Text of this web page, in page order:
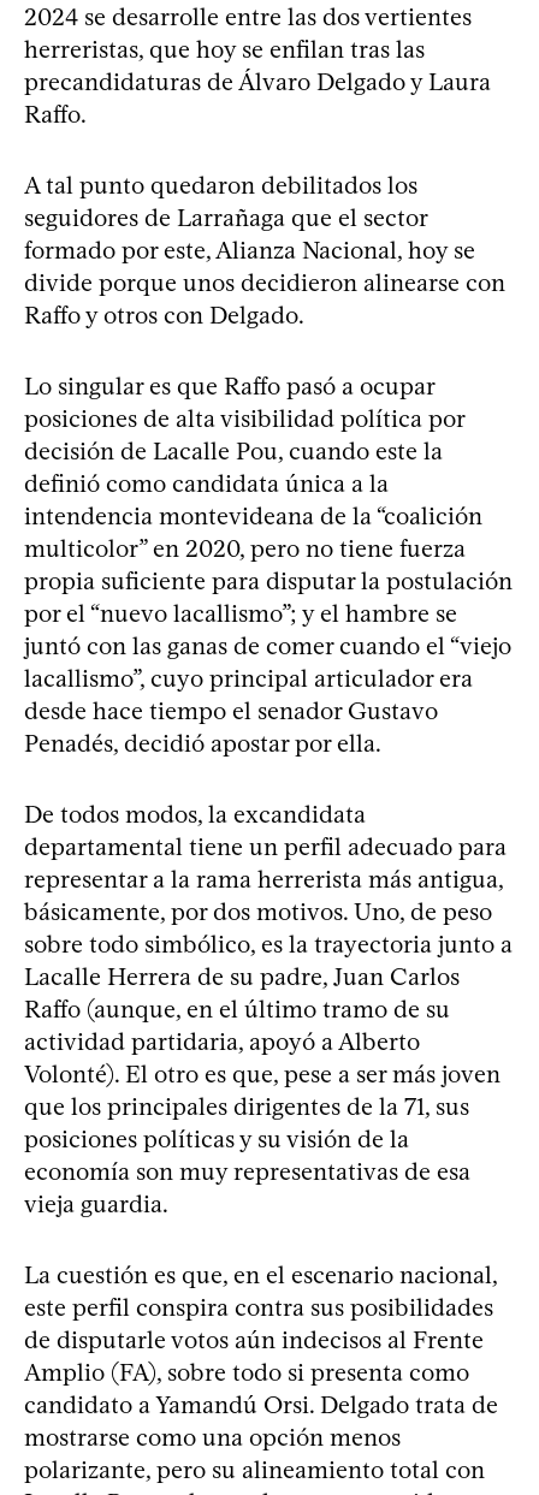
2024 se desarrolle entre las dos vertientes
herreristas, que hoy se enfilan tras las
precandidaturas de Álvaro Delgado y Laura
Raffo.
A tal punto quedaron debilitados los
seguidores de Larrañaga que el sector
formado por este, Alianza Nacional, hoy se
divide porque unos decidieron alinearse con
Raffo y otros con Delgado.
Lo singular es que Raffo pasó a ocupar
posiciones de alta visibilidad política por
decisión de Lacalle Pou, cuando este la
definió como candidata única a la
intendencia montevideana de la “coalición
multicolor” en 2020, pero no tiene fuerza
propia suficiente para disputar la postulación
por el “nuevo lacallismo”; y el hambre se
juntó con las ganas de comer cuando el “viejo
lacallismo”, cuyo principal articulador era
desde hace tiempo el senador Gustavo
Penadés, decidió apostar por ella.
De todos modos, la excandidata
departamental tiene un perfil adecuado para
representar a la rama herrerista más antigua,
básicamente, por dos motivos. Uno, de peso
sobre todo simbólico, es la trayectoria junto a
Lacalle Herrera de su padre, Juan Carlos
Raffo (aunque, en el último tramo de su
actividad partidaria, apoyó a Alberto
Volonté). El otro es que, pese a ser más joven
que los principales dirigentes de la 71, sus
posiciones políticas y su visión de la
economía son muy representativas de esa
vieja guardia.
La cuestión es que, en el escenario nacional,
este perfil conspira contra sus posibilidades
de disputarle votos aún indecisos al Frente
Amplio (FA), sobre todo si presenta como
candidato a Yamandú Orsi. Delgado trata de
mostrarse como una opción menos
polarizante, pero su alineamiento total con